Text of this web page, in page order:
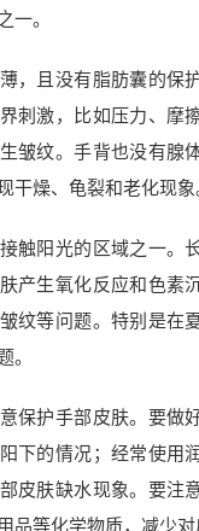
一。
，且没有脂肪囊的保
刺激，比如压力、摩
皱纹。手背也没有腺
干燥、龟裂和老化现象
触阳光的区域之一。
产生氧化反应和色素
纹等问题。特别是在
。
保护手部皮肤。要做
下的情况；经常使用
皮肤缺水现象。要注
品等化学物质，减少对